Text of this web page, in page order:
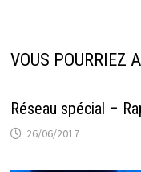
VOUS POURRIEZ
Réseau spécial –
26/06/2017